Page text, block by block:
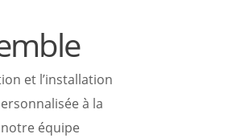
et l’installation
à la
équipe